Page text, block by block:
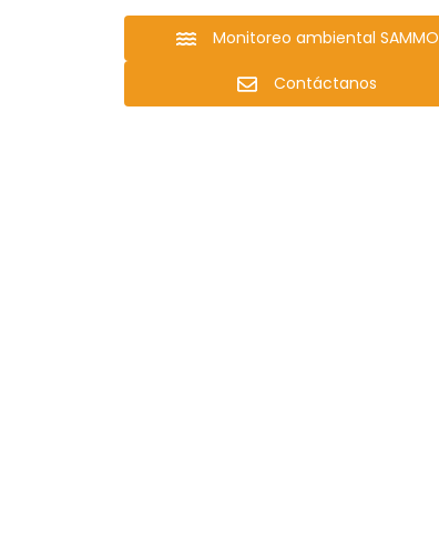
Monitoreo ambiental SAMMO
Contáctanos